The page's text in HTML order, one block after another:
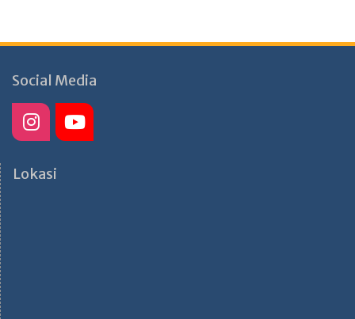
Social Media
Lokasi